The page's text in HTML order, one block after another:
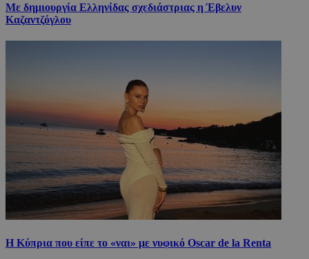
Με δημιουργία Ελληνίδας σχεδιάστριας η Έβελυν
Καζαντζόγλου
Η Κύπρια που είπε το «ναι» με νυφικό Oscar de la Renta